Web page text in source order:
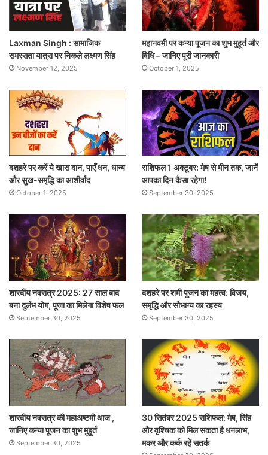
Laxman Singh : सामाजिक
समरसता यात्रा पर निकले लक्ष्मण सिंह
November 12, 2025
महानवमी पर कन्या पूजन का शुभ मुहूर्त और
विधि – जानिए पूरी जानकारी
October 1, 2025
दशहरे पर करें ये खास दान, पाएँ धन, धान्य
और सुख-समृद्धि का आशीर्वाद
October 1, 2025
राशिफल 1 अक्टूबर: मेष से मीन तक, जानें
आपका दिन कैसा रहेगा!
September 30, 2025
शारदीय नवरात्र 2025: 27 साल बाद
बना दुर्लभ योग, पूजा का मिलेगा विशेष फल
September 30, 2025
दशहरे पर शमी पूजन का महत्व: विजय,
समृद्धि और सौभाग्य का रहस्य
September 30, 2025
शारदीय नवरात्र की महाअष्टमी आज ,
जानिए कन्या पूजन का शुभ मुहूर्त
September 30, 2025
30 सितंबर 2025 राशिफल: मेष, सिंह
और वृश्चिक को मिल सकता है धनलाभ,
मकर और कर्क रहें सतर्क